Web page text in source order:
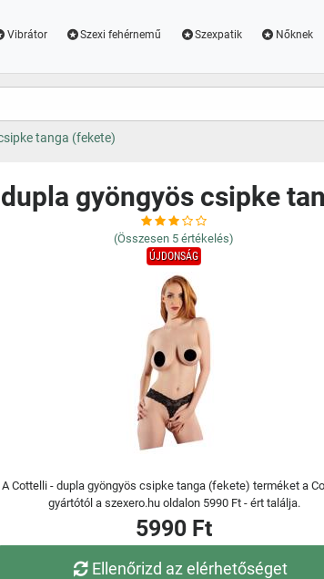
Vibrátor Szexi fehérnemű Szexpatik Nőknek
tanga (fekete)
gyöngyös csipke
(Összesen 5 értékelés)
ÚJDONSÁG
A Cottelli - dupla gyöngyös csipke tanga (fekete) terméket a
gyártótól a szexero.hu oldalon 5990 Ft - ért találja.
5990 Ft
Ellenőrizd az elérhetőséget